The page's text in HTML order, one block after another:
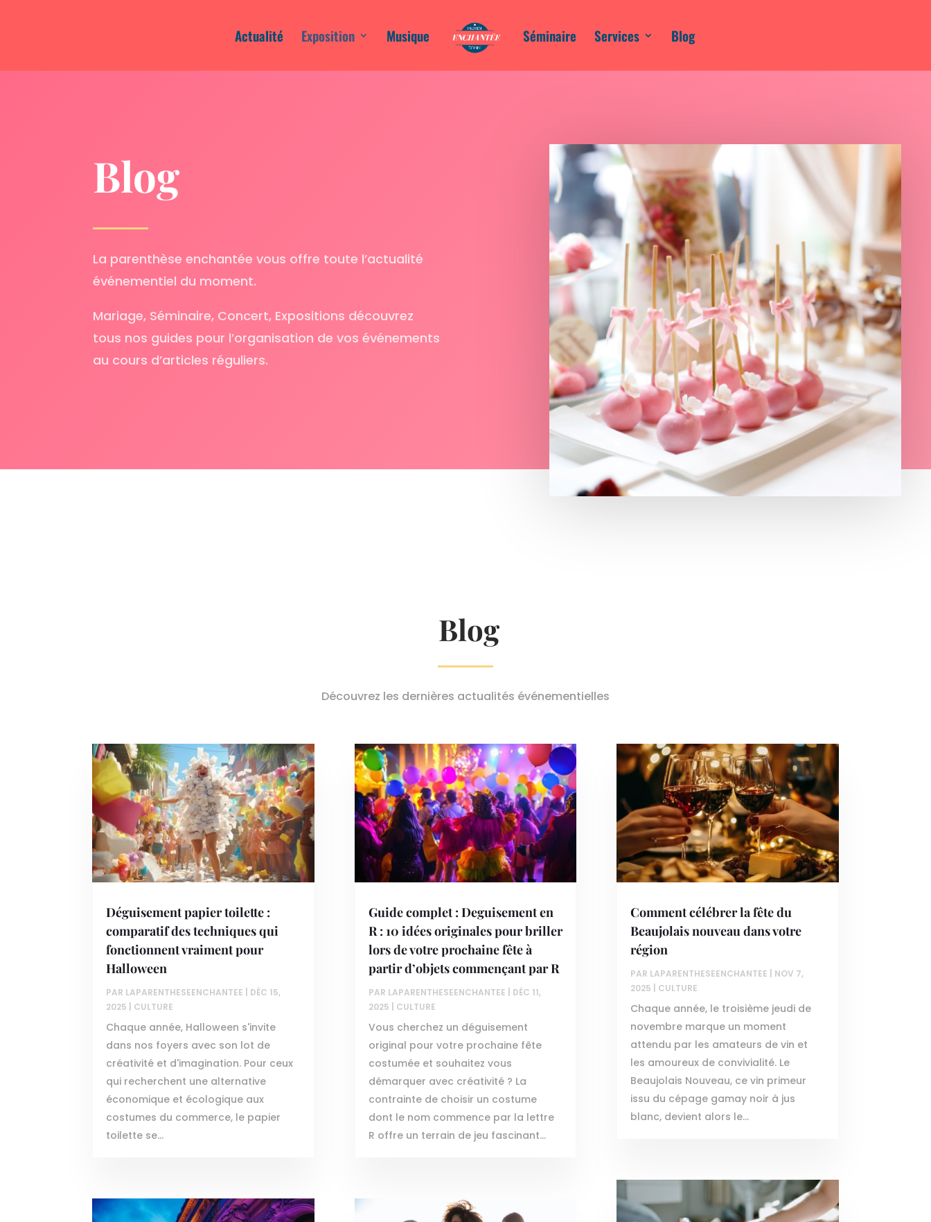
Actualité Exposition Musique Séminaire Services Blog
Blog
La parenthèse enchantée vous offre toute l’actualité
événementiel du moment.
Mariage, Séminaire, Concert, Expositions découvrez
tous nos guides pour l’organisation de vos événements
au cours d’articles réguliers.
Blog
Découvrez les dernières actualités événementielles
Déguisement papier toilette :
comparatif des techniques qui
fonctionnent vraiment pour
Halloween
PAR LAPARENTHESEENCHANTEE
DÉC 15,
2025
CULTURE
Chaque année, Halloween s'invite
dans nos foyers avec son lot de
créativité et d'imagination. Pour ceux
qui recherchent une alternative
économique et écologique aux
costumes du commerce, le papier
toilette se...
Guide complet : Deguisement en
R : 10 idées originales pour briller
lors de votre prochaine fête à
partir d’objets commençant par R
PAR LAPARENTHESEENCHANTEE
DÉC 11,
2025
CULTURE
Vous cherchez un déguisement
original pour votre prochaine fête
costumée et souhaitez vous
démarquer avec créativité ? La
contrainte de choisir un costume
dont le nom commence par la lettre
R offre un terrain de jeu fascinant...
Comment célébrer la fête du
Beaujolais nouveau dans votre
région
PAR LAPARENTHESEENCHANTEE
NOV 7,
2025
CULTURE
Chaque année, le troisième jeudi de
novembre marque un moment
attendu par les amateurs de vin et
les amoureux de convivialité. Le
Beaujolais Nouveau, ce vin primeur
issu du cépage gamay noir à jus
blanc, devient alors le...